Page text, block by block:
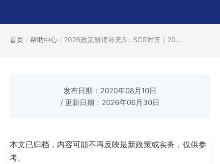
首页 / 帮助中心 / 2026政策解读补充3：SCR对齐｜20...
发布日期：2020年08月10日
/ 更新日期：2026年06月30日
本文已归档，内容可能不再反映最新政策或实务，仅供参
考。